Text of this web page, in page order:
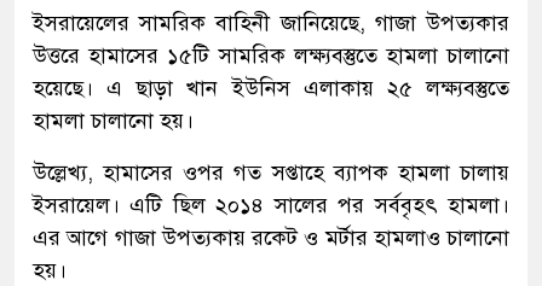
ইসরায়েলের সামরিক বাহিনী জানিয়েছে, গাজা উপত্যকার
উত্তরে হামাসের ১৫টি সামরিক লক্ষ্যবস্তুতে হামলা চালানো
হয়েছে। এ ছাড়া খান ইউনিস এলাকায় ২৫ লক্ষ্যবস্তুতে
হামলা চালানো হয়।
উল্লেখ্য, হামাসের ওপর গত সপ্তাহে ব্যাপক হামলা চালায়
ইসরায়েল। এটি ছিল ২০১৪ সালের পর সর্ববৃহৎ হামলা।
এর আগে গাজা উপত্যকায় রকেট ও মর্টার হামলাও চালানো
হয়।